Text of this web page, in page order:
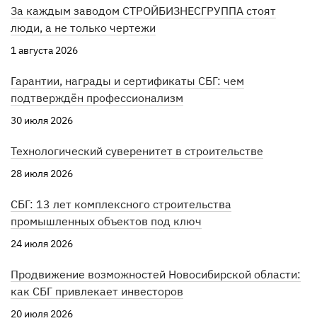
За каждым заводом СТРОЙБИЗНЕСГРУППА стоят
люди, а не только чертежи
1 августа 2026
Гарантии, награды и сертификаты СБГ: чем
подтверждён профессионализм
30 июля 2026
Технологический суверенитет в строительстве
28 июля 2026
СБГ: 13 лет комплексного строительства
промышленных объектов под ключ
24 июля 2026
Продвижение возможностей Новосибирской области:
как СБГ привлекает инвесторов
20 июля 2026